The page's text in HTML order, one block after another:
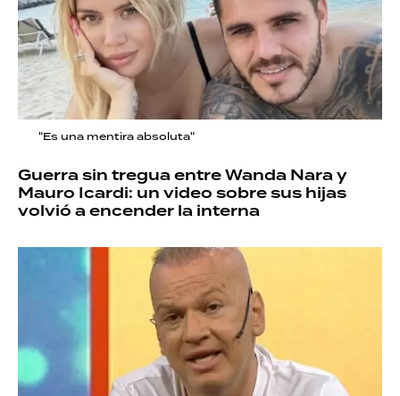
"Es una mentira absoluta"
Guerra sin tregua entre Wanda Nara y
Mauro Icardi: un video sobre sus hijas
volvió a encender la interna